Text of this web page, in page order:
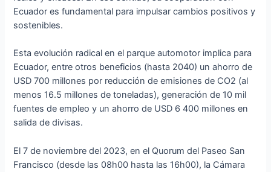
Ecuador es fundamental para impulsar cambios positivos y
sostenibles.
Esta evolución radical en el parque automotor implica para
Ecuador, entre otros beneficios (hasta 2040) un ahorro de
USD 700 millones por reducción de emisiones de CO2 (al
menos 16.5 millones de toneladas), generación de 10 mil
fuentes de empleo y un ahorro de USD 6 400 millones en
salida de divisas.
El 7 de noviembre del 2023, en el Quorum del Paseo San
Francisco (desde las 08h00 hasta las 16h00), la Cámara